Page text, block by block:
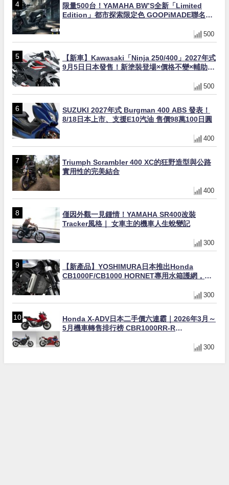
限量500台！YAMAHA BW’S全新「Limited
Edition」都市探索限定色 GOOPiMADE聯名包
500
【新車】Kawasaki「Ninja 250/400」2027年式
9月5日日本發售！新塗裝登場×價格不變×輔助滑
500
SUZUKI 2027年式 Burgman 400 ABS 發表！
8/18日本上市、支援E10汽油 售價98萬100日圓
400
Triumph Scrambler 400 XC的狂野造型與公路
實用性的完美結合
400
僅因外觀一見鍾情！YAMAHA SR400改裝
Tracker風格｜ 女車主的機車人生蛻變記
300
【新產品】YOSHIMURA日本推出Honda
CB1000F/CB1000 HORNET專用水箱護網，六
300
Honda X-ADV日本二手價六連霸｜2026年3月～
5月機車轉售排行榜 CBR1000RR-R
300